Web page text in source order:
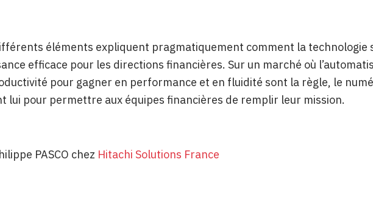
éléments expliquent pragmatiquement comment la technologie
efficace pour les directions financières. Sur un marché où
pour gagner en performance et en fluidité sont la règle, le
lui pour permettre aux équipes financières de remplir leur mission.
PASCO chez Hitachi Solutions France